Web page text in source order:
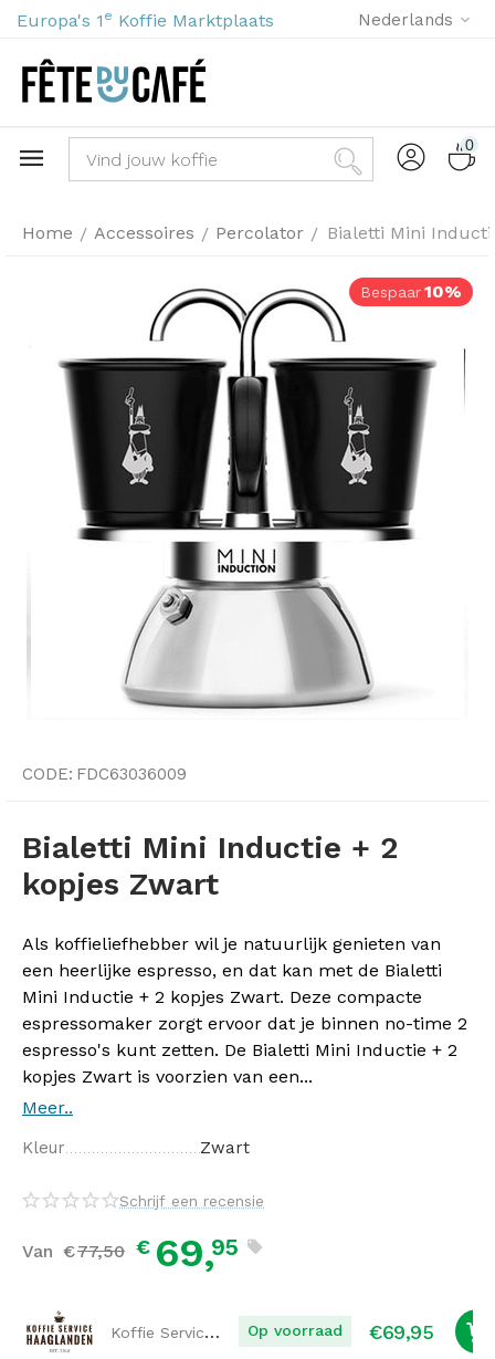
Europa's 1 e Koffie Marktplaats Nederlands
0
Home / Accessoires / Percolator / Bialetti Mini
Bespaar10%
CODE: FDC63036009
Bialetti Mini Inductie + 2
kopjes Zwart
Als koffieliefhebber wil je natuurlijk genieten van
een heerlijke espresso, en dat kan met de Bialetti
Mini Inductie + 2 kopjes Zwart. Deze compacte
espressomaker zorgt ervoor dat je binnen no-time 2
espresso's kunt zetten. De Bialetti Mini Inductie + 2
kopjes Zwart is voorzien van een...
Meer..
Kleur Zwart
Schrijf een recensie
Van €77,50 € 69,95
Koffie Service Haaglanden Op voorraad €69,95